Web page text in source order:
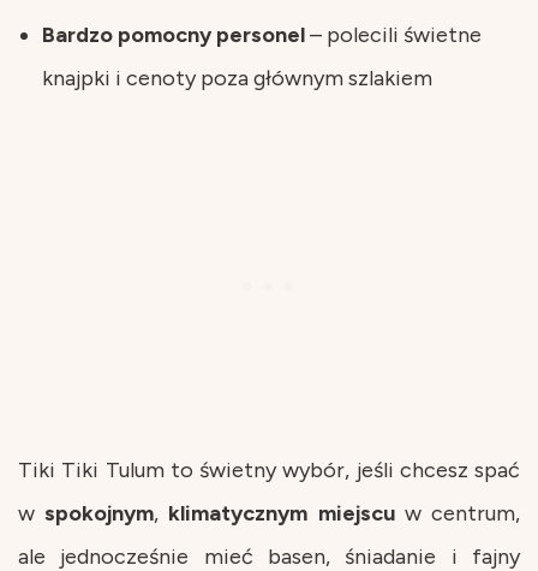
Bardzo pomocny personel– polecili świetne
knajpki i cenoty poza głównym szlakiem
Tiki Tiki Tulum to świetny wybór, jeśli chcesz spać
wspokojnym, klimatycznym miejscuw centrum,
ale jednocześnie mieć basen, śniadanie i fajny